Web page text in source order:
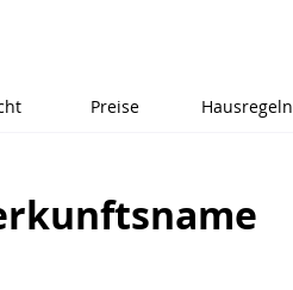
Preise Hausregeln